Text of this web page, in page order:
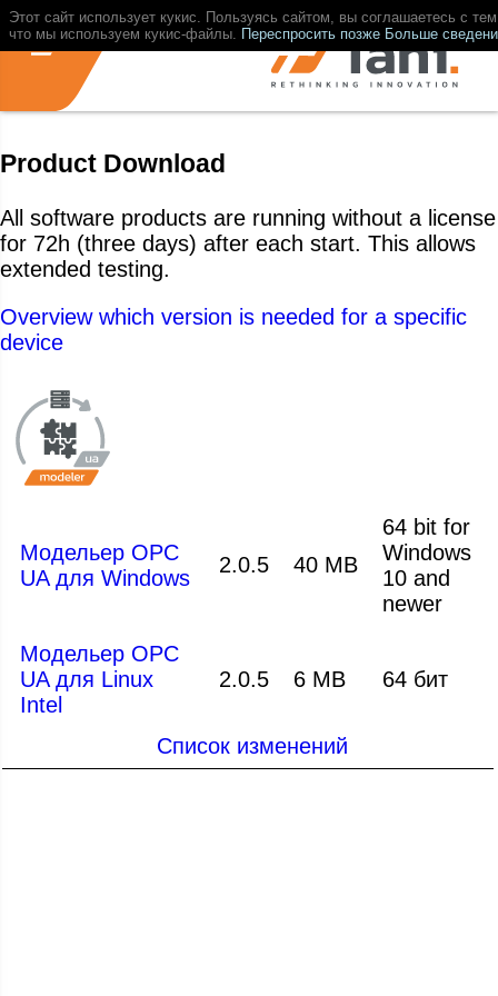
Этот сайт использует кукис. Пользуясь сайтом, вы соглашаетесь с
что мы используем кукис-файлы. Переспросить позже Больше
Product Download
All software products are running without a license
for 72h (three days) after each start. This allows
extended testing.
Overview which version is needed for a specific
device
Модельер OPC
UA для Windows
2.0.5 40 MB
64 bit for
Windows
10 and
newer
Модельер OPC
UA для Linux
Intel
2.0.5 6 MB 64 бит
Список изменений